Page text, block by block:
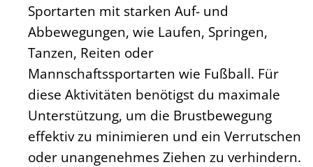
Sportarten mit starken Auf- und
Abbewegungen, wie Laufen, Springen,
Tanzen, Reiten oder
Mannschaftssportarten wie Fußball. Für
diese Aktivitäten benötigst du maximale
Unterstützung, um die Brustbewegung
effektiv zu minimieren und ein Verrutschen
oder unangenehmes Ziehen zu verhindern.